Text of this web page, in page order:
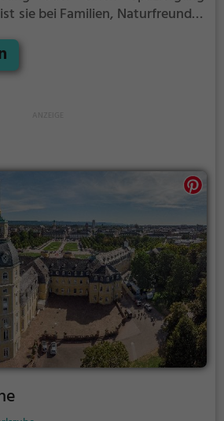
sie bei Familien, Naturfreunden
längst vergangenen Zeiten
Einblick in die Geschichte.